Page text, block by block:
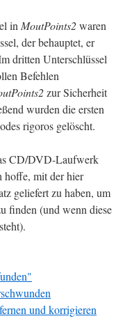
inMoutPoints2waren
der behauptet, er
dritten Unterschlüssel
Befehlen
zur Sicherheit
wurden die ersten
rigoros gelöscht.
CD/DVD-Laufwerk
mit der hier
geliefert zu haben, um
finden (und wenn diese
und korrigieren